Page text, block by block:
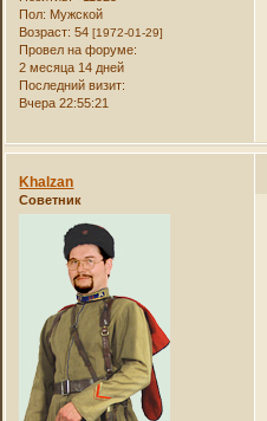
Пол: Мужской
Возраст: 54[1972-01-29]
Провел на форуме:
2 месяца 14 дней
Последний визит:
Вчера 22:55:21
Khalzan
Советник